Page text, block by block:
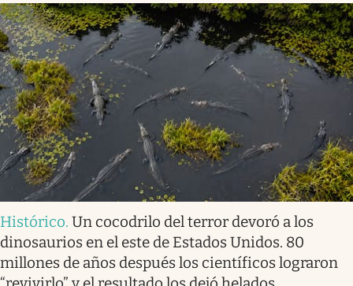
Histórico. Un cocodrilo del terror devoró a los
dinosaurios en el este de Estados Unidos. 80
millones de años después los científicos lograron